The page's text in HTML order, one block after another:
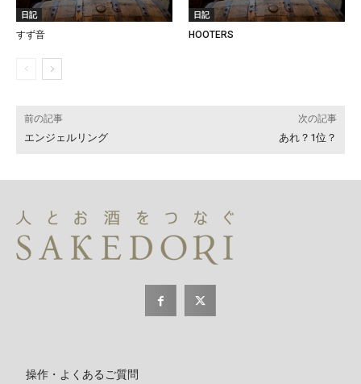
日記
すず音
日記
HOOTERS
前の記事
エンジェルリング
次の記事
あれ？1位？
操作・よくあるご質問